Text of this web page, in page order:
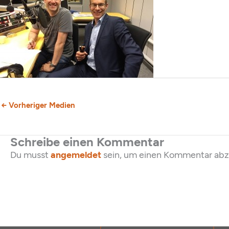
← Vorheriger Medien
Schreibe einen Kommentar
Du musst angemeldet sein, um einen Kommentar